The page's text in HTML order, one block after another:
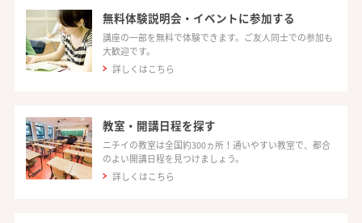
無料体験説明会・イベントに参加する
講座の一部を無料で体験できます。ご友人同士での参加も
大歓迎です。
詳しくはこちら
教室・開講日程を探す
ニチイの教室は全国約300ヵ所！通いやすい教室で、都合
のよい開講日程を見つけましょう。
詳しくはこちら